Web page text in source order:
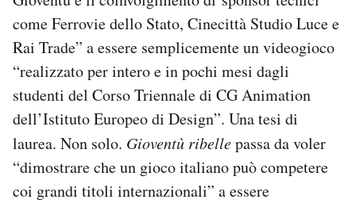
come Ferrovie dello Stato, Cinecittà Studio Luce e
Rai Trade” a essere semplicemente un videogioco
“realizzato per intero e in pochi mesi dagli
studenti del Corso Triennale di CG Animation
dell’Istituto Europeo di Design”. Una tesi di
laurea. Non solo. Gioventù ribellepassa da voler
“dimostrare che un gioco italiano può competere
coi grandi titoli internazionali” a essere